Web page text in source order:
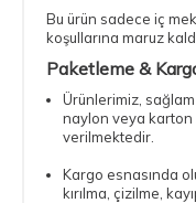
Bu ürün sadece iç
koşullarına maruz
Paketleme &
Ürünlerimiz,
naylon veya
verilmektedir.
Kargo esnasında
kırılma, çizilme,